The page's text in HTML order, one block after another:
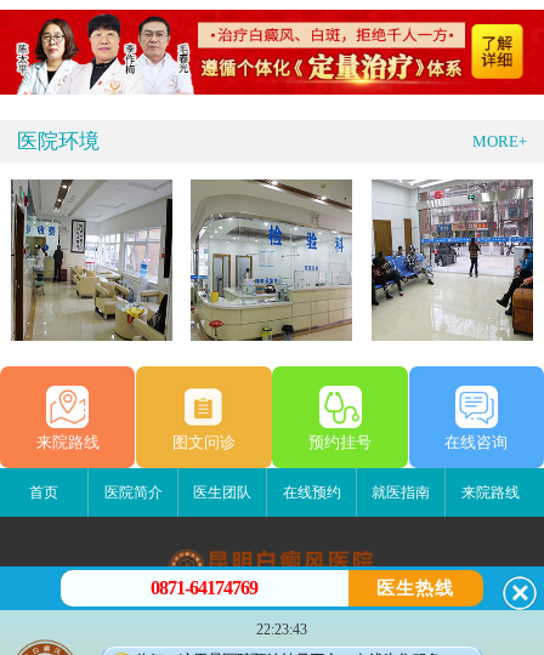
医院环境 MORE+
来院路线 图文问诊 预约挂号 在线咨询
首页 医院简介 医生团队 在线预约 就医指南 来院路线
昆明白癜风医院
昆明市五华区护国路2号
0871-64174769 医生热线
22:23:43